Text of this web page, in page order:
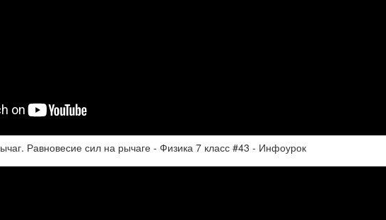
Равновесие сил на рычаге - Физика 7 класс #43 - Инфоурок